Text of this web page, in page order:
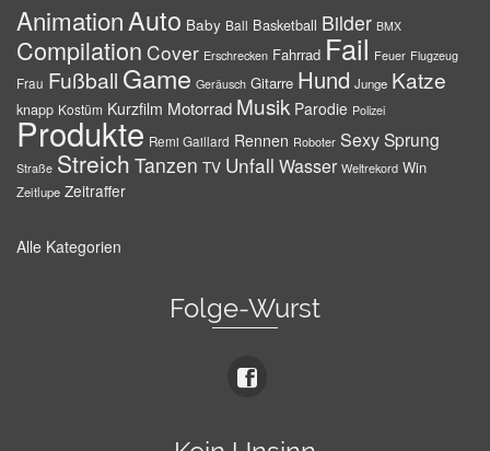
AnimationAuto Baby Ball Basketball Bilder BMX
Compilation Cover Erschrecken Fahrrad Fail Feuer Flugzeug
Frau Fußball Game Geräusch Gitarre Hund Junge Katze
knapp Kostüm Kurzfilm Motorrad Musik Parodie Polizei
Produkte Remi Gaillard Rennen Roboter SexySprung
Straße Streich Tanzen TV Unfall Wasser Weltrekord Win
Zeitlupe Zeitraffer
Alle Kategorien
Folge-Wurst